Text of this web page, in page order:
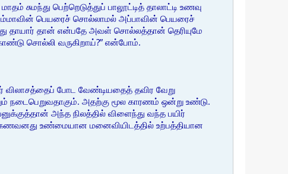
சுமந்து பெற்றெடுத்துப் பாலூட்டித் தாலாட்டி உணவு
அம்மாவின் பெயரைச் சொல்லாமல் அப்பாவின் பெயரைச்
தாயார் தான் என்பதே அவள் சொல்லத்தான் தெரியுமே
சொல்லி வருகிறாய்?” என்போம்.
விலாசத்தைப் போட வேண்டியதைத் தவிர வேறு
நடைபெறுவதாகும். அதற்கு மூல காரணம் ஒன்று உண்டு.
அந்த நிலத்தில் விளைந்து வந்த பயிர்
உண்மையான மனைவியிடத்தில் உற்பத்தியான